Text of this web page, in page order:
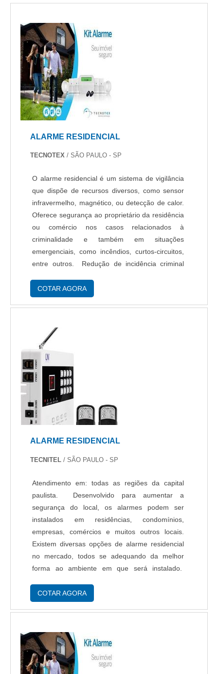
ALARME RESIDENCIAL
TECNOTEX/ SÃO PAULO - SP
O alarme residencial é um sistema de vigilância
que dispõe de recursos diversos, como sensor
infravermelho, magnético, ou detecção de calor.
Oferece segurança ao proprietário da residência
ou comércio nos casos relacionados à
criminalidade e também em situações
emergenciais, como incêndios, curtos-circuitos,
entre outros. Redução de incidência criminal
residencial gera a redução de incidência cr...
COTAR AGORA
ALARME RESIDENCIAL
TECNITEL/ SÃO PAULO - SP
Atendimento em: todas as regiões da capital
paulista. Desenvolvido para aumentar a
segurança do local, os alarmes podem ser
instalados em residências, condomínios,
empresas, comércios e muitos outros locais.
Existem diversas opções de alarme residencial
no mercado, todos se adequando da melhor
forma ao ambiente em que será instalado.
residencial é um dispositivo que proporciona
segurança a dive...
COTAR AGORA